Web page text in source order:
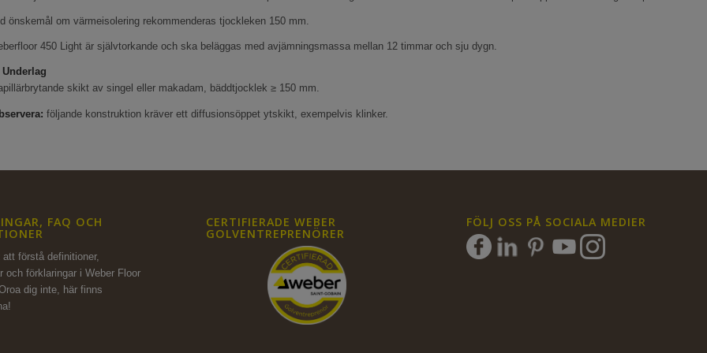
önskemål om värmeisolering rekommenderas tjockleken 150 mm.
450 Light är självtorkande och ska beläggas med avjämningsmassa mellan 12 timmar och sju dygn.
Underlag
skikt av singel eller makadam, bäddtjocklek ≥ 150 mm.
följande konstruktion kräver ett diffusionsöppet ytskikt, exempelvis klinker.
FAQ OCH
att förstå definitioner,
och förklaringar i Weber Floor
dig inte,
här finns
CERTIFIERADE WEBER
GOLVENTREPRENÖRER
FÖLJ OSS PÅ SOCIALA MEDIER